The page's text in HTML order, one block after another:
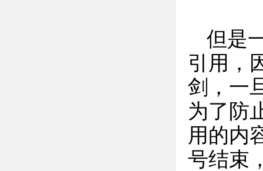
但是
引用，
剑，一
为了防
用的内
号结束